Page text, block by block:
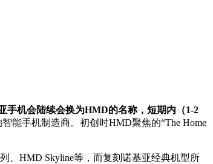
手机会陆续会换为HMD的名称，短期内（1-2
能手机制造商。初创时HMD聚焦的“The Home
HMD Skyline等，而复刻诺基亚经典机型所